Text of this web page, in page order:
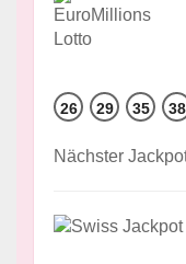
26 29 35 38
Nächster